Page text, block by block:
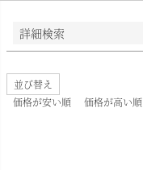
詳細検索
並び替え
価格が安い順
価格が高い順